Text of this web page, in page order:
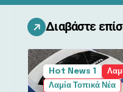
Διαβάστε
Hot News 1
Λαμία Τοπικά Νέα